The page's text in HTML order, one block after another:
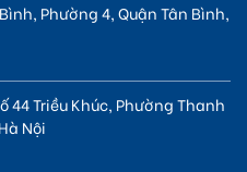
Phường 4, Quận Tân Bình,
44 Triều Khúc, Phường Thanh
Nội